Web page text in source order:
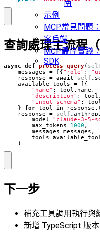
南
示例
MCP常見問題
客戶端
MCP最佳實踐
SDK
查詢處理主流程
async def process_query(
messages
= [{"role" :
response
= await self .
available_tools
=
[{
"name" : tool . name ,
"description" : tool .
"input_schema" : tool
}
for tool in response .
response
= self .
model ="claude-3-5-
max_tokens=1000 ,
messages=messages ,
tools=
)
下一步
補充工具調用執行與
新增 TypeScript 版本